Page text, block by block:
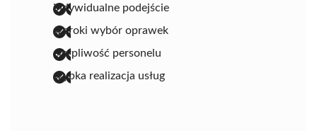
indywidualne podejście
szeroki wybór oprawek
cierpliwość personelu
szybka realizacja usług